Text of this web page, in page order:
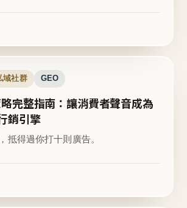
域社群 GEO
完整指南：讓消費者聲音成為
銷引擎
抵得過你打十則廣告。